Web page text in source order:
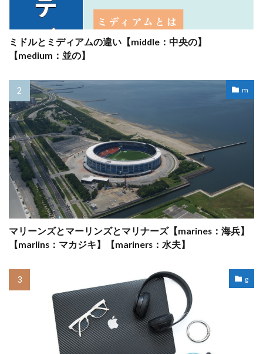
ミドルとミディアムの違い【middle：中央の】
【medium：並の】
m
マリーンズとマーリンズとマリナーズ【marines：海兵】
【marlins：マカジキ】【mariners：水夫】
g